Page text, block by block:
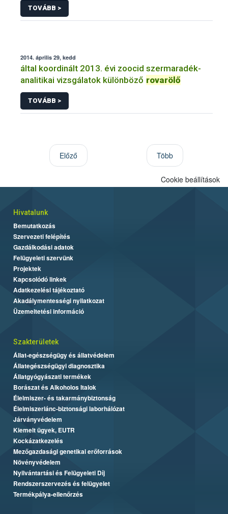
TOVÁBB >
2014. április 29, kedd
által koordinált 2013. évi zoocid szermaradék-
analitikai vizsgálatok különböző rovarölő
TOVÁBB >
Előző Több
Cookie beállítások
Hivatalunk
Bemutatkozás
Szervezeti felépítés
Gazdálkodási adatok
Felügyeleti szervünk
Projektek
Kapcsolódó linkek
Adatkezelési tájékoztató
Akadálymentességi nyilatkozat
Üzemeltetési információ
Szakterületek
Állat-egészségügy és állatvédelem
Állategészségügyi diagnosztika
Állatgyógyászati termékek
Borászat és Alkoholos Italok
Élelmiszer- és takarmánybiztonság
Élelmiszerlánc-biztonsági laborhálózat
Járványvédelem
Kiemelt ügyek, EUTR
Kockázatkezelés
Mezőgazdasági genetikai erőforrások
Növényvédelem
Nyilvántartási és Felügyeleti Díj
Rendszerszervezés és felügyelet
Termékpálya-ellenőrzés